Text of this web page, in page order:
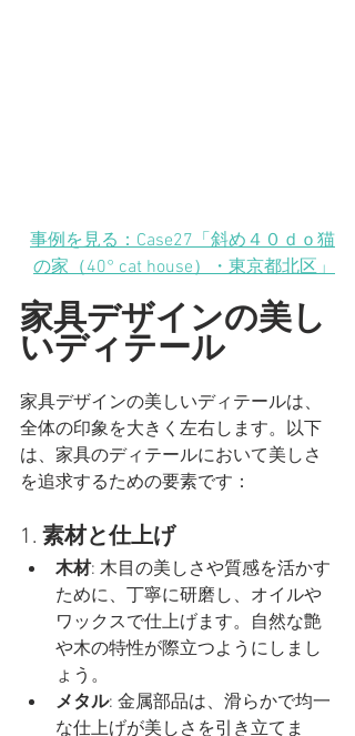
事例を見る：Case27「斜め４０ｄｏ猫
の家（40° cat house）・東京都北区」
家具デザインの美し
いディテール
家具デザインの美しいディテールは、
全体の印象を大きく左右します。以下
は、家具のディテールにおいて美しさ
を追求するための要素です：
1. 素材と仕上げ
木材: 木目の美しさや質感を活かす
ために、丁寧に研磨し、オイルや
ワックスで仕上げます。自然な艶
や木の特性が際立つようにしまし
ょう。
メタル: 金属部品は、滑らかで均一
な仕上げが美しさを引き立てま